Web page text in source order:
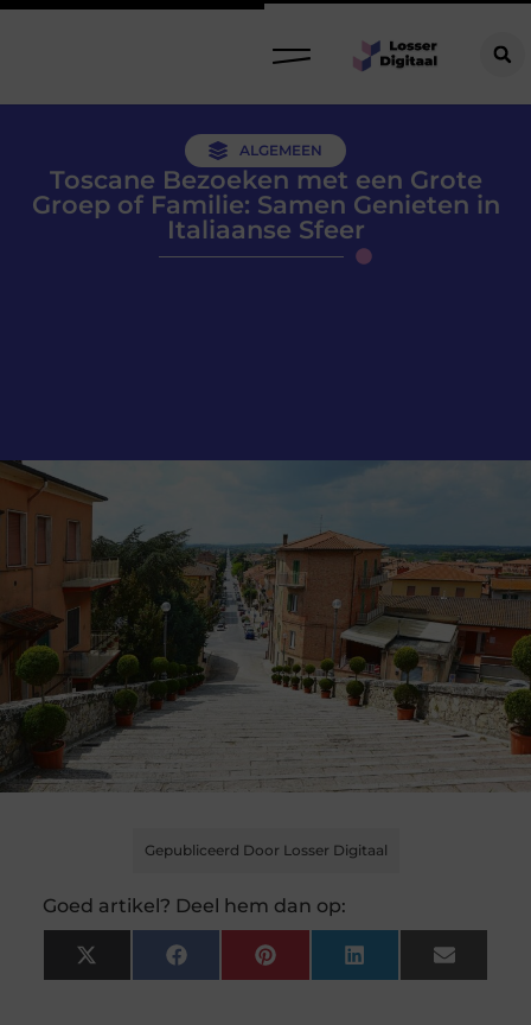
ALGEMEEN
Toscane Bezoeken met een Grote
Groep of Familie: Samen Genieten in
Italiaanse Sfeer
Gepubliceerd Door Losser Digitaal
Goed artikel? Deel hem dan op:
X
(Twitter)
FacebookPinterest LinkedIn Email